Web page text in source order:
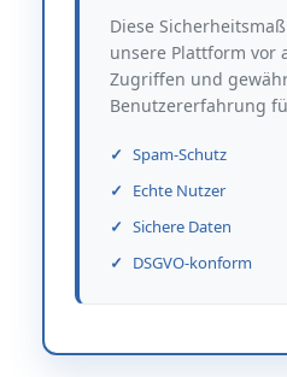
Diese
unsere Plattform vor
Zugriffen und
Benutzererfahrung
Spam-Schutz
Echte Nutzer
Sichere Daten
DSGVO-konform